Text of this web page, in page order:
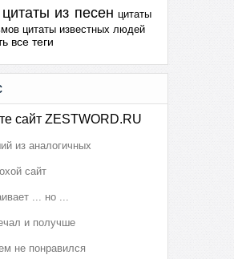
цитаты из песен цитаты
цитаты известных людей
все теги
сайт ZESTWORD.RU
из аналогичных
сайт
... но ...
и получше
не понравился